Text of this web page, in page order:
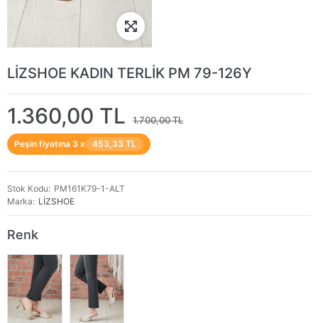
LİZSHOE KADIN TERLİK PM 79-126Y
1.360,00 TL 1.700,00 TL
Peşin fiyatına 3 x 453,33 TL
Stok Kodu
PM161K79-1-ALT
Marka
LİZSHOE
Renk